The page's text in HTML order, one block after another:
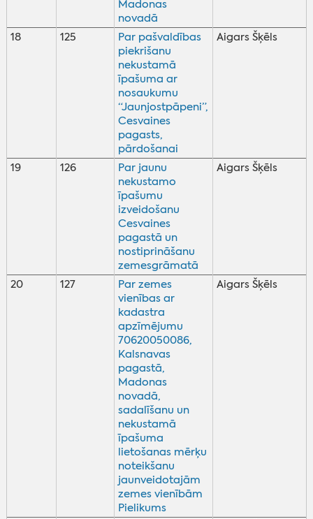
Madonas
novadā
18
125
Par pašvaldības
piekrišanu
nekustamā
īpašuma ar
nosaukumu
“Jaunjostpāpeni”,
Cesvaines
pagasts,
pārdošanai
Aigars Šķēls
19 126
Par jaunu
nekustamo
īpašumu
izveidošanu
Cesvaines
pagastā un
nostiprināšanu
zemesgrāmatā
Aigars Šķēls
20 127
Par zemes
vienības ar
kadastra
apzīmējumu
70620050086,
Kalsnavas
pagastā,
Madonas
novadā,
sadalīšanu un
nekustamā
īpašuma
lietošanas mērķu
noteikšanu
jaunveidotajām
zemes vienībām
Pielikums
Aigars Šķēls